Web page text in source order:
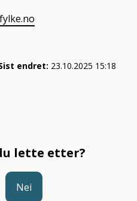
endret 23.10.2025 15:18
lette etter?
Nei